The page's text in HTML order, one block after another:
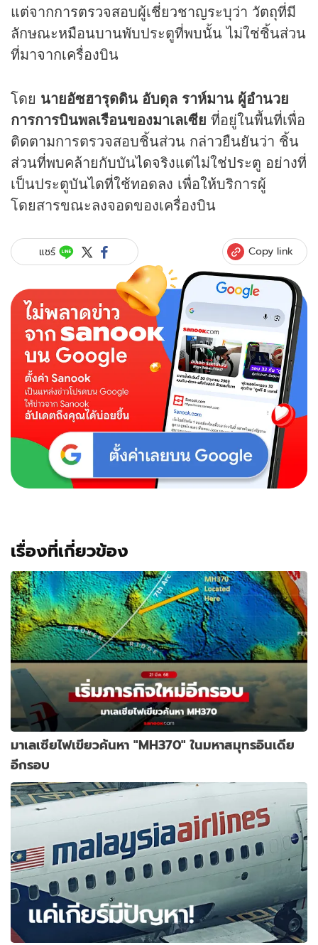
แต่จากการตรวจสอบผู้เชี่ยวชาญระบุว่า วัตถุที่มี
ลักษณะหมือนบานพับประตูที่พบนั้น ไม่ใช่ชิ้นส่วน
ที่มาจากเครื่องบิน
โดย นายอัซฮารุดดิน อับดุล ราห์มาน ผู้อำนวย
การการบินพลเรือนของมาเลเซีย ที่อยู่ในพื้นที่เพื่อ
ติดตามการตรวจสอบชิ้นส่วน กล่าวยืนยันว่า ชิ้น
ส่วนที่พบคล้ายกับบันไดจริงแต่ไม่ใช่ประตู อย่างที่
เป็นประตูบันไดที่ใช้ทอดลง เพื่อให้บริการผู้
โดยสารขณะลงจอดของเครื่องบิน
แชร์ Copy link
เรื่องที่เกี่ยวข้อง
มาเลเซียไฟเขียวค้นหา "MH370" ในมหาสมุทรอินเดีย
อีกรอบ